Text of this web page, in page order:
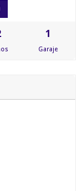
1
Garaje